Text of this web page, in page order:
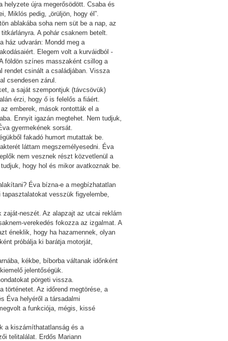
helyzete újra megerősödött. Csaba és
Miklós pedig, „örüljön, hogy él”.
ablakába soha nem süt be a nap, az
A pohár csaknem betelt.
ház udvarán: Mondd meg a
Elegem volt a kurváidból -
földön színes masszaként csillog a
rendet csinált a családjában. Vissza
csendesen zárul.
a saját szempontjuk (távcsövük)
érzi, hogy ő is felelős a fiáért.
emberek, mások rontották el a
Ennyit igazán megtehet. Nem tudjuk,
gyermekének sorsát.
fakadó humort mutattak be.
láttam megszemélyesedni. Éva
nem vesznek részt közvetlenül a
hogy hol és mikor avatkoznak be.
Éva bízna-e a megbízhatatlan
vesszük figyelembe,
neszét. Az alapzajt az utcai reklám
verekedés fokozza az izgalmat. A
éneklik, hogy ha hazamennek, olyan
próbálja ki barátja motorját,
kékbe, bíborba váltanak időnként
jelentőségük.
pörgeti vissza.
történetet. Az időrend megtörése, a
Éva helyéről a társadalmi
a funkciója, mégis, kissé
a kiszámíthatatlanság és a
telitalálat. Erdős Mariann